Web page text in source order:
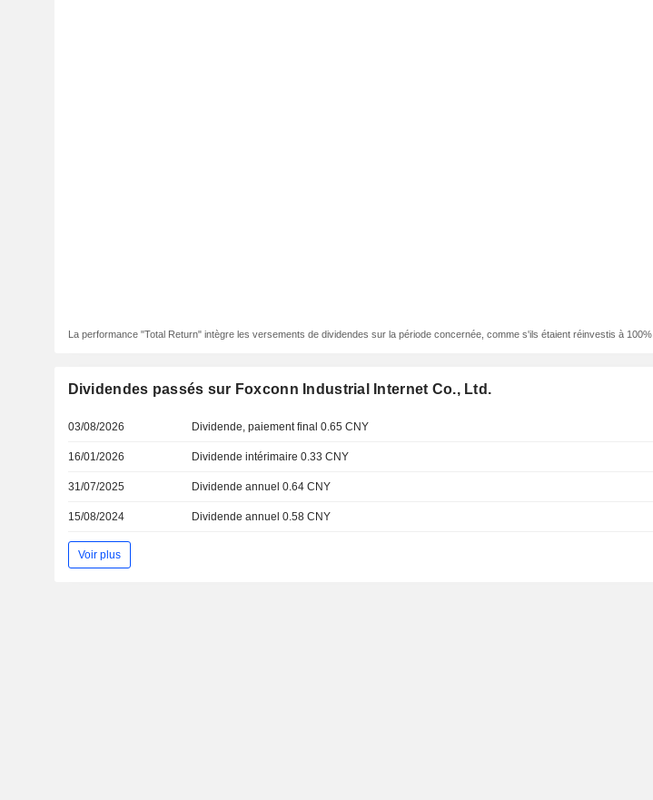
La performance "Total Return" intègre les versements de dividendes sur la période concernée, comme s'ils étaient réinvestis à 100%.
Dividendes passés sur Foxconn Industrial Internet Co., Ltd.
03/08/2026 Dividende, paiement final 0.65 CNY
16/01/2026 Dividende intérimaire 0.33 CNY
31/07/2025 Dividende annuel 0.64 CNY
15/08/2024 Dividende annuel 0.58 CNY
Voir plus